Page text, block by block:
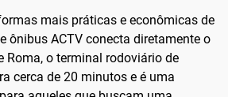
mais práticas e econômicas de
ônibus ACTV conecta diretamente o
Roma, o terminal rodoviário de
cerca de 20 minutos e é uma